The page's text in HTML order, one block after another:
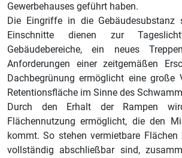
Gewerbehauses geführt haben.
Die Eingriffe in die Gebäudesubstanz
Einschnitte dienen zur
Gebäudebereiche, ein neues
Anforderungen einer zeitgemäßen
Dachbegrünung ermöglicht eine große
Retentionsfläche im Sinne des
Durch den Erhalt der Rampen
Flächennutzung ermöglicht, die den
kommt. So stehen vermietbare
vollständig abschließbar sind,